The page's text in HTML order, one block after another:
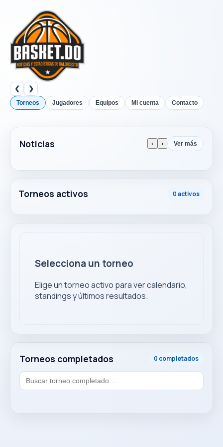
❮ ❯
Torneos Jugadores Equipos Mi cuenta Contacto
Noticias ‹ › Ver más
Torneos activos 0 activos
Torneos completados 0 completados
Selecciona un torneo
Elige un torneo activo para ver calendario,
standings y últimos resultados.